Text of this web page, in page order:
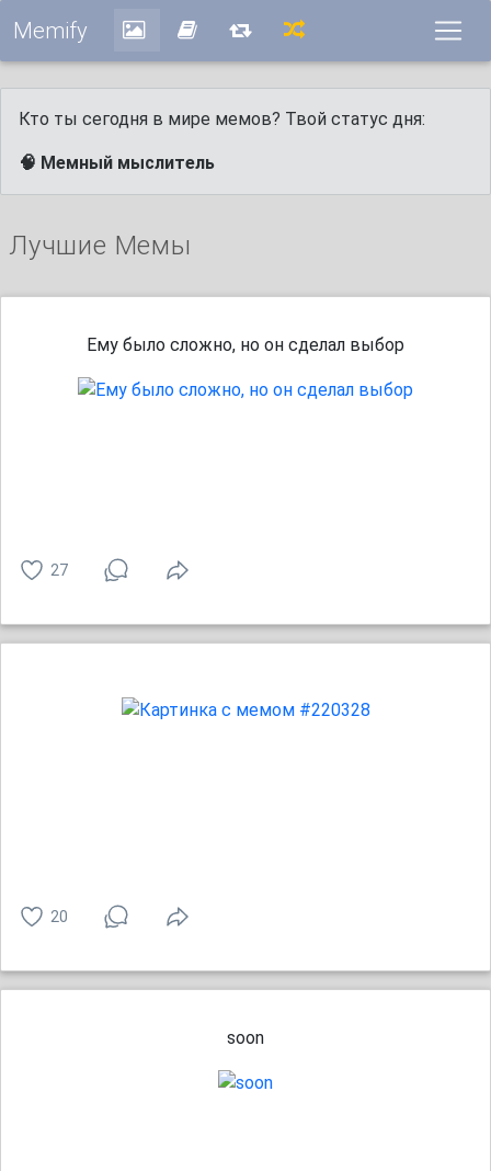
Memify
Кто ты сегодня в мире мемов? Твой статус дня:
🧠 Мемный мыслитель
Лучшие Мемы
Ему было сложно, но он сделал выбор
27
20
soon